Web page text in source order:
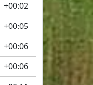
+00:02
+00:05
+00:06
+00:06